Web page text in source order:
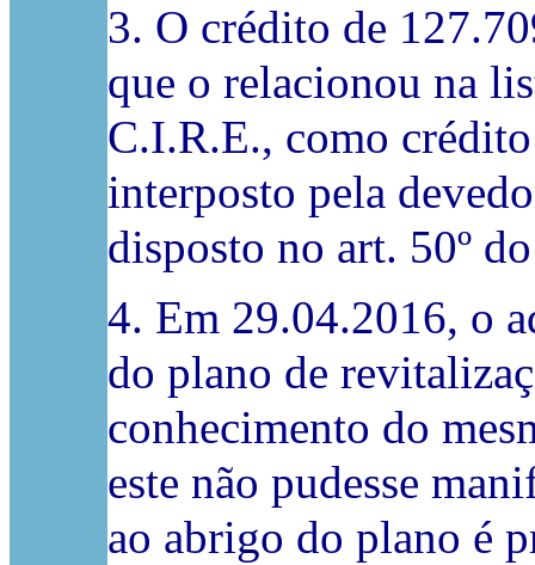
3. O crédito de
que o relacionou na
C.I.R.E., como
interposto pela
disposto no art. 50º
4. Em 29.04.2016, o
do plano de
conhecimento do
este não pudesse
ao abrigo do plano é